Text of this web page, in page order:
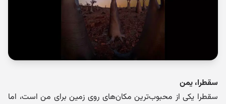
سقطرا، یمن
سقطرا یکی از محبوب‌ترین مکان‌های روی زمین برای من است، اما